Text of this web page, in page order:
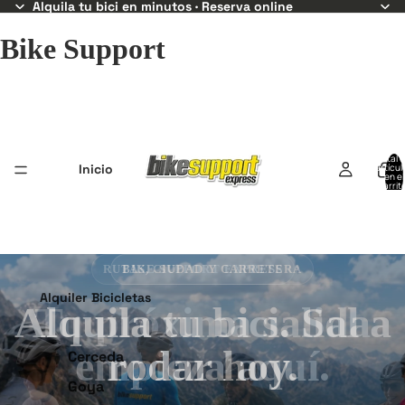
Alquila tu bici en minutos · Reserva online
Bike Support
Inicio
Alquiler Bicicletas
Cerceda
Goya
Total
en el
BIKE SUPPORT EXPRESS
Alquila tu bici. Sal a
rodar hoy.